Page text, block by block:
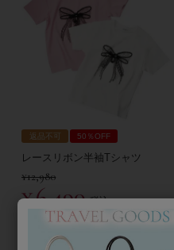
返品不可 50％OFF
レースリボン半袖Tシャツ
¥12,980
¥6,490 税込